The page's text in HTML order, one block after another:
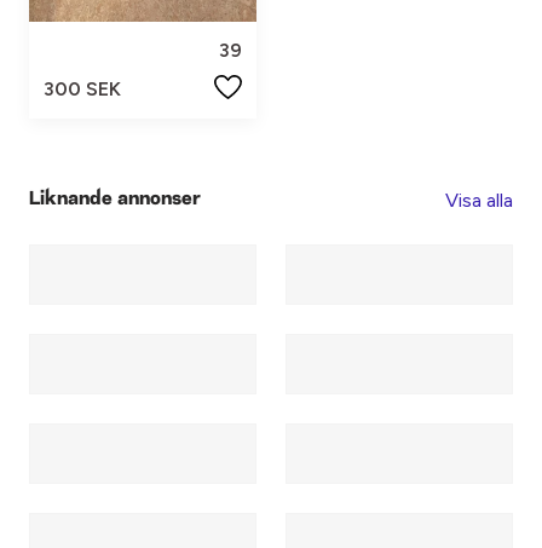
39
300 SEK
Liknande annonser Visa alla